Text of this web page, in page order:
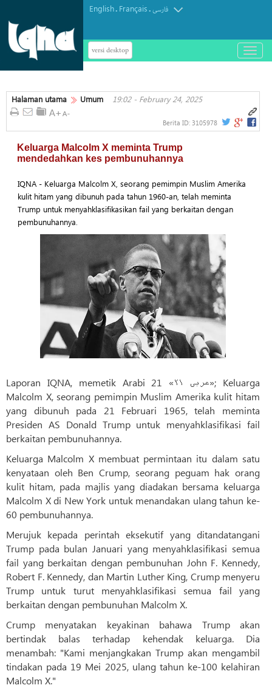
English. Français.فارسی
versi desktop
باز
و
کردن
Halaman utama Umum 19:02 - February 24, 2025
Berita ID: 3105978
Keluarga Malcolm X meminta Trump
mendedahkan kes pembunuhannya
IQNA - Keluarga Malcolm X, seorang pemimpin Muslim Amerika
kulit hitam yang dibunuh pada tahun 1960-an, telah meminta
Trump untuk menyahklasifikasikan fail yang berkaitan dengan
pembunuhannya.
Laporan IQNA, memetik Arabi 21 «عربی ۲۱»; Keluarga
Malcolm X, seorang pemimpin Muslim Amerika kulit hitam
yang dibunuh pada 21 Februari 1965, telah meminta
Presiden AS Donald Trump untuk menyahklasifikasi fail
berkaitan pembunuhannya.
Keluarga Malcolm X membuat permintaan itu dalam satu
kenyataan oleh Ben Crump, seorang peguam hak orang
kulit hitam, pada majlis yang diadakan bersama keluarga
Malcolm X di New York untuk menandakan ulang tahun ke-
60 pembunuhannya.
Merujuk kepada perintah eksekutif yang ditandatangani
Trump pada bulan Januari yang menyahklasifikasi semua
fail yang berkaitan dengan pembunuhan John F. Kennedy,
Robert F. Kennedy, dan Martin Luther King, Crump menyeru
Trump untuk turut menyahklasifikasi semua fail yang
berkaitan dengan pembunuhan Malcolm X.
Crump menyatakan keyakinan bahawa Trump akan
bertindak balas terhadap kehendak keluarga. Dia
menambah: "Kami menjangkakan Trump akan mengambil
tindakan pada 19 Mei 2025, ulang tahun ke-100 kelahiran
Malcolm X."